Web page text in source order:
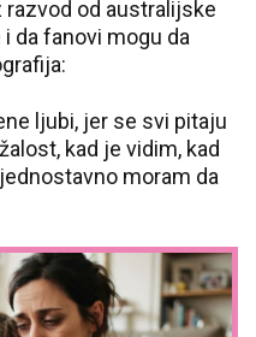
od australijske
da fanovi mogu da
ljubi, jer se svi pitaju
kad je vidim, kad
moram da